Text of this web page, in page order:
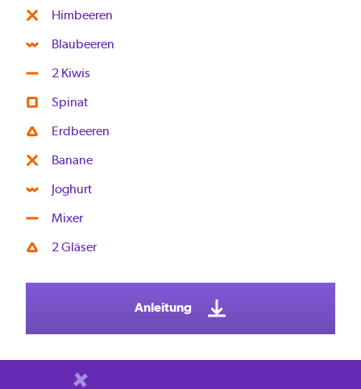
Himbeeren
Blaubeeren
2 Kiwis
Spinat
Erdbeeren
Banane
Joghurt
Mixer
2 Gläser
Anleitung